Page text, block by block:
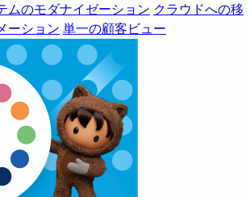
ムのモダナイゼーション クラウドへの移
ーション 単一の顧客ビュー